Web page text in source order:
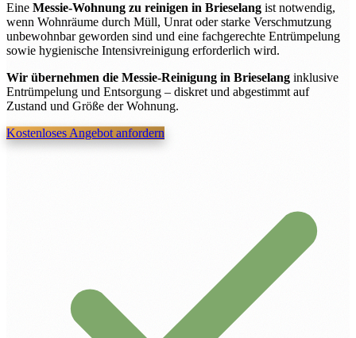
Eine Messie-Wohnung zu reinigen in Brieselang ist notwendig,
wenn Wohnräume durch Müll, Unrat oder starke Verschmutzung
unbewohnbar geworden sind und eine fachgerechte Entrümpelung
sowie hygienische Intensivreinigung erforderlich wird.
Wir übernehmen die Messie-Reinigung in Brieselang inklusive
Entrümpelung und Entsorgung – diskret und abgestimmt auf
Zustand und Größe der Wohnung.
Kostenloses Angebot anfordern